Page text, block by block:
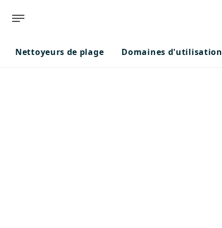
Nettoyeurs de plage Domaines d'utilisation